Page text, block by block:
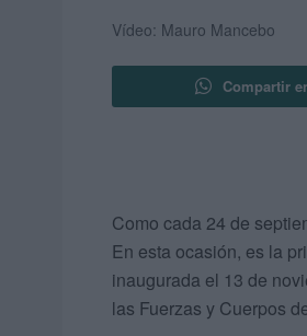
Vídeo: Mauro Mancebo
Compartir
Como cada 24 de
En esta ocasión, es la
inaugurada el 13 de
las Fuerzas y Cuerpos